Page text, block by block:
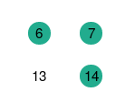
6 7
13 14